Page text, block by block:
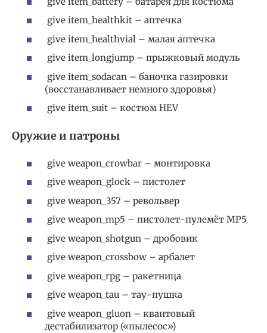
give item_healthkit – аптечка
give item_healthvial – малая аптечка
give item_longjump – прыжковый модуль
give item_sodacan – баночка газировки
(восстанавливает немного здоровья)
give item_suit – костюм HEV
Оружие и патроны
give weapon_crowbar – монтировка
give weapon_glock – пистолет
give weapon_357 – револьвер
give weapon_mp5 – пистолет-пулемёт MP5
give weapon_shotgun – дробовик
give weapon_crossbow – арбалет
give weapon_rpg – ракетница
give weapon_tau – тау-пушка
give weapon_gluon – квантовый
дестабилизатор («пылесос»)